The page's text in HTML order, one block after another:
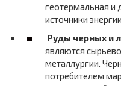
геотермальная и
источники
Руды черных и
являются
металлургии.
потребителем